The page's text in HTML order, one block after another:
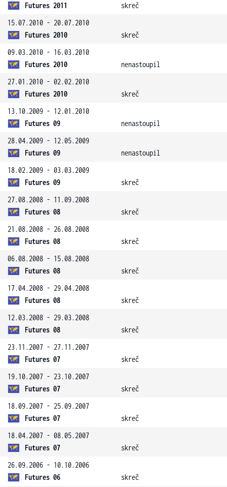
Futures 2011
skreč
15.07.2010 - 20.07.2010
Futures 2010
skreč
09.03.2010 - 16.03.2010
Futures 2010
nenastoupil
27.01.2010 - 02.02.2010
Futures 2010
skreč
13.10.2009 - 12.01.2010
Futures 09
nenastoupil
28.04.2009 - 12.05.2009
Futures 09
nenastoupil
18.02.2009 - 03.03.2009
Futures 09
skreč
27.08.2008 - 11.09.2008
Futures 08
skreč
21.08.2008 - 26.08.2008
Futures 08
skreč
06.08.2008 - 15.08.2008
Futures 08
skreč
17.04.2008 - 29.04.2008
Futures 08
skreč
12.03.2008 - 29.03.2008
Futures 08
skreč
23.11.2007 - 27.11.2007
Futures 07
skreč
19.10.2007 - 23.10.2007
Futures 07
skreč
18.09.2007 - 25.09.2007
Futures 07
skreč
18.04.2007 - 08.05.2007
Futures 07
skreč
26.09.2006 - 10.10.2006
Futures 06
skreč